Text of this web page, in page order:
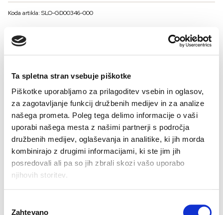
Ta spletna stran vsebuje piškotke
Piškotke uporabljamo za prilagoditev vsebin in oglasov,
za zagotavljanje funkcij družbenih medijev in za analize
našega prometa. Poleg tega delimo informacije o vaši
uporabi našega mesta z našimi partnerji s področja
družbenih medijev, oglaševanja in analitike, ki jih morda
kombinirajo z drugimi informacijami, ki ste jim jih
posredovali ali pa so jih zbrali skozi vašo uporabo
njihovih storitev.
Zahtevano
Koda artikla: SLO-GD00346-000
VELIKOST ZA MOŠKE
48 50 52 54 56
Kalkulator velikosti
- + DODAJ V KOŠARICO